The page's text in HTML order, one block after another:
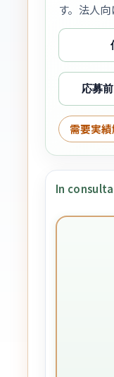
す。法人
応募
需要実
In